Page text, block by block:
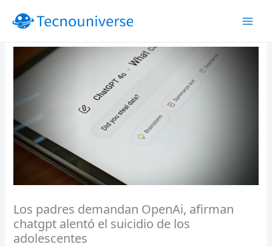
Los padres demandan OpenAi, afirman
chatgpt alentó el suicidio de los
adolescentes